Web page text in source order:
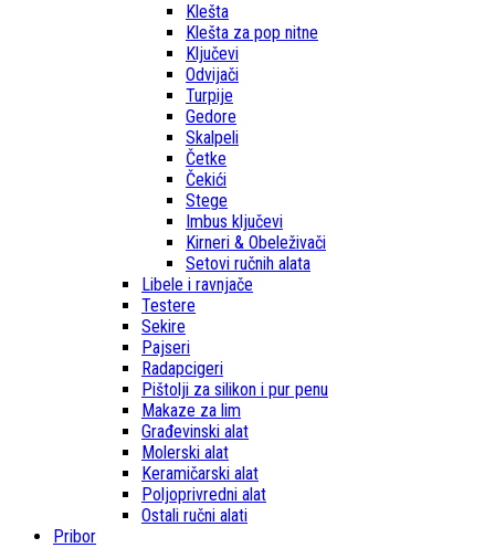
Klešta
Klešta za pop nitne
Ključevi
Odvijači
Turpije
Gedore
Skalpeli
Četke
Čekići
Stege
Imbus ključevi
Kirneri & Obeleživači
Setovi ručnih alata
Libele i ravnjače
Testere
Sekire
Pajseri
Radapcigeri
Pištolji za silikon i pur penu
Makaze za lim
Građevinski alat
Molerski alat
Keramičarski alat
Poljoprivredni alat
Ostali ručni alati
Pribor